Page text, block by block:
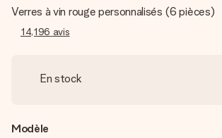
Verres à vin rouge personnalisés (6 pièces)
14,196 avis
En stock
Modèle